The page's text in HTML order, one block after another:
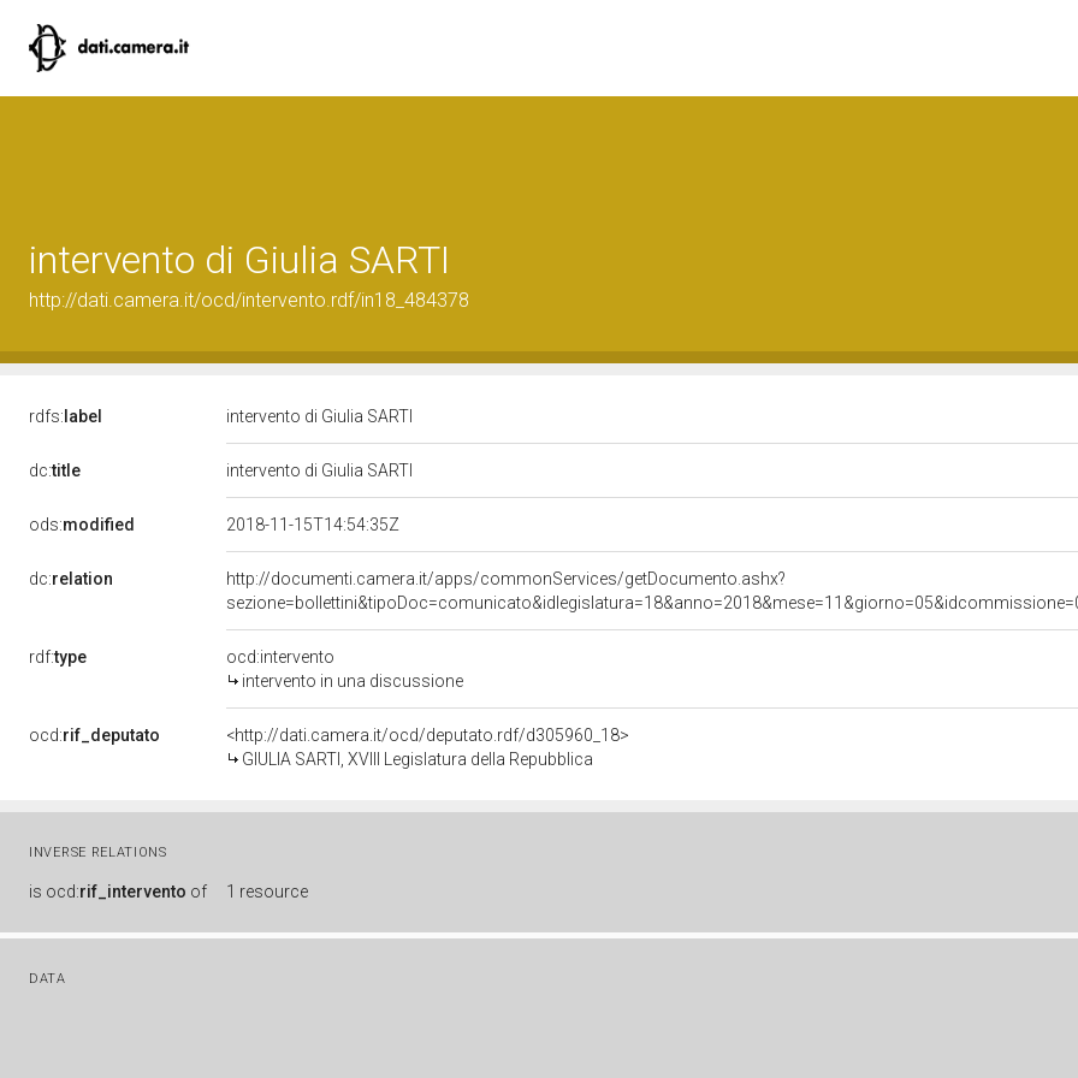
intervento di Giulia SARTI
http://dati.camera.it/ocd/intervento.rdf/in18_484378
rdfs: label intervento di Giulia SARTI
dc:title intervento di Giulia SARTI
ods:modified 2018-11-15T14:54:35Z
dc:relation
http://documenti.camera.it/apps/commonServices/getDocumento.ashx?
rdf:type
ocd:intervento
intervento in una discussione
ocd:rif_deputato
<http://dati.camera.it/ocd/deputato.rdf/d305960_18>
GIULIA SARTI, XVIII Legislatura della Repubblica
INVERSE RELATIONS
is ocd:rif_intervento of 1 resource
DATA